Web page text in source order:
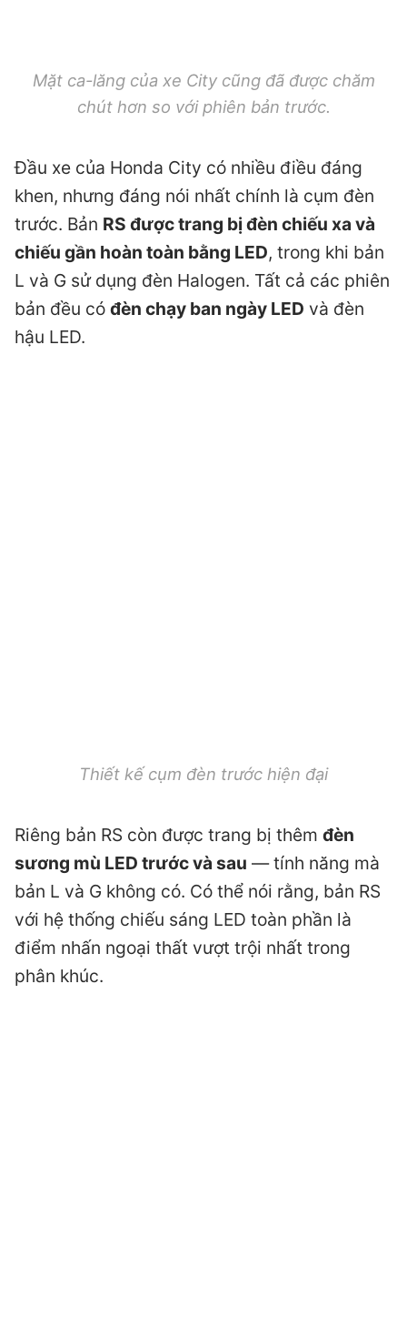
Mặt ca-lăng của xe City cũng đã được chăm
chút hơn so với phiên bản trước.
Đầu xe của Honda City có nhiều điều đáng
khen, nhưng đáng nói nhất chính là cụm đèn
trước. Bản RS được trang bị đèn chiếu xa và
chiếu gần hoàn toàn bằng LED, trong khi bản
L và G sử dụng đèn Halogen. Tất cả các phiên
bản đều có đèn chạy ban ngày LED và đèn
hậu LED.
Thiết kế cụm đèn trước hiện đại
Riêng bản RS còn được trang bị thêm đèn
sương mù LED trước và sau — tính năng mà
bản L và G không có. Có thể nói rằng, bản RS
với hệ thống chiếu sáng LED toàn phần là
điểm nhấn ngoại thất vượt trội nhất trong
phân khúc.